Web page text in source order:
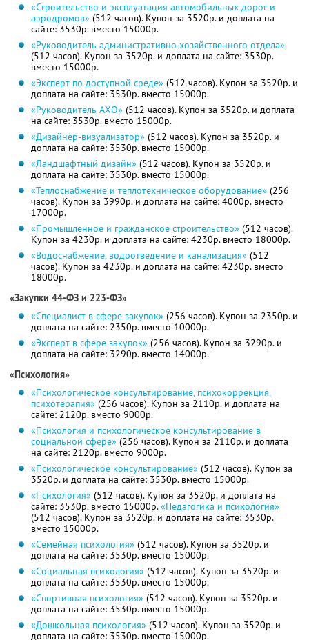
«Строительство и эксплуатация автомобильных дорог и
аэродромов» (512 часов). Купон за 3520р. и доплата на
сайте: 3530р. вместо 15000р.
«Руководитель административно-хозяйственного отдела»
(512 часов). Купон за 3520р. и доплата на сайте: 3530р.
вместо 15000р.
«Эксперт по доступной среде» (512 часов). Купон за 3520р. и
доплата на сайте: 3530р. вместо 15000р.
«Руководитель АХО» (512 часов). Купон за 3520р. и доплата
на сайте: 3530р. вместо 15000р.
«Дизайнер-визуализатор» (512 часов). Купон за 3520р. и
доплата на сайте: 3530р. вместо 15000р.
«Ландшафтный дизайн» (512 часов). Купон за 3520р. и
доплата на сайте: 3530р. вместо 15000р.
«Теплоснабжение и теплотехническое оборудование» (256
часов). Купон за 3990р. и доплата на сайте: 4000р. вместо
17000р.
«Промышленное и гражданское строительство» (512 часов).
Купон за 4230р. и доплата на сайте: 4230р. вместо 18000р.
«Водоснабжение, водоотведение и канализация» (512
часов). Купон за 4230р. и доплата на сайте: 4230р. вместо
18000р.
«Закупки 44-ФЗ и 223-ФЗ»
«Специалист в сфере закупок» (256 часов). Купон за 2350р. и
доплата на сайте: 2350р. вместо 10000р.
«Эксперт в сфере закупок» (256 часов). Купон за 3290р. и
доплата на сайте: 3290р. вместо 14000р.
«Психология»
«Психологическое консультирование, психокоррекция,
психотерапия» (256 часов). Купон за 2110р. и доплата на
сайте: 2120р. вместо 9000р.
«Психология и психологическое консультирование в
социальной сфере» (256 часов). Купон за 2110р. и доплата
на сайте: 2120р. вместо 9000р.
«Психологическое консультирование» (512 часов). Купон за
3520р. и доплата на сайте: 3530р. вместо 15000р.
«Психология» (512 часов). Купон за 3520р. и доплата на
сайте: 3530р. вместо 15000р.«Педагогика и психология»
(512 часов). Купон за 3520р. и доплата на сайте: 3530р.
вместо 15000р.
«Семейная психология» (512 часов). Купон за 3520р. и
доплата на сайте: 3530р. вместо 15000р.
«Социальная психология» (512 часов). Купон за 3520р. и
доплата на сайте: 3530р. вместо 15000р.
«Спортивная психология» (512 часов). Купон за 3520р. и
доплата на сайте: 3530р. вместо 15000р.
«Дошкольная психология» (512 часов). Купон за 3520р. и
доплата на сайте: 3530р. вместо 15000р.